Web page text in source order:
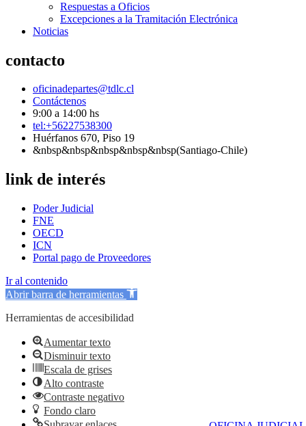
Respuestas a Oficios
Excepciones a la Tramitación Electrónica
Noticias
contacto
oficinadepartes@tdlc.cl
Contáctenos
9:00 a 14:00 hs
tel:+56227538300
Huérfanos 670, Piso 19
&nbsp&nbsp&nbsp&nbsp&nbsp(Santiago-Chile)
link de interés
Poder Judicial
FNE
OECD
ICN
Portal pago de Proveedores
Ir al contenido
Abrir barra de herramientas
Herramientas de accesibilidad
Aumentar texto
Disminuir texto
Escala de grises
Alto contraste
Contraste negativo
Fondo claro